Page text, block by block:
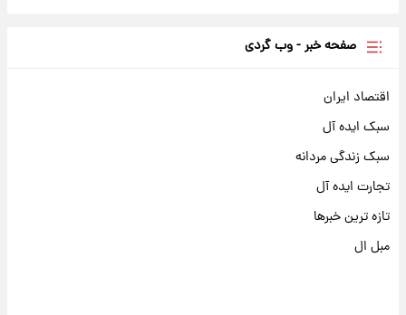
صفحه خبر - وب گردی
اقتصاد ایران
سبک ایده آل
سبک زندگی مردانه
تجارت ایده آل
تازه ترین خبرها
مبل ال